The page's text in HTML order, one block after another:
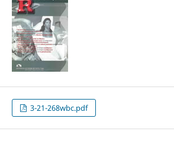
3-21-268wbc.pdf